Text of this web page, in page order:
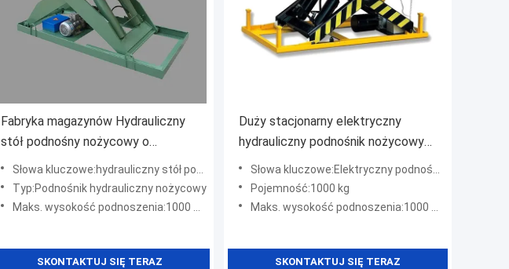
Fabryka magazynów Hydrauliczny
stół podnośny nożycowy o
wysokości 190 mm-1000 mm
Słowa kluczowe:hydrauliczny stół podnoszący
Typ:Podnośnik hydrauliczny nożycowy
Maks. wysokość podnoszenia:1000 mm
SKONTAKTUJ SIĘ TERAZ
Duży stacjonarny elektryczny
hydrauliczny podnośnik nożycowy
0,75 kW
Słowa kluczowe:Elektryczny podnośnik nożycowy z pompą hydrauliczną
Pojemność:1000 kg
Maks. wysokość podnoszenia:1000 mm
SKONTAKTUJ SIĘ TERAZ